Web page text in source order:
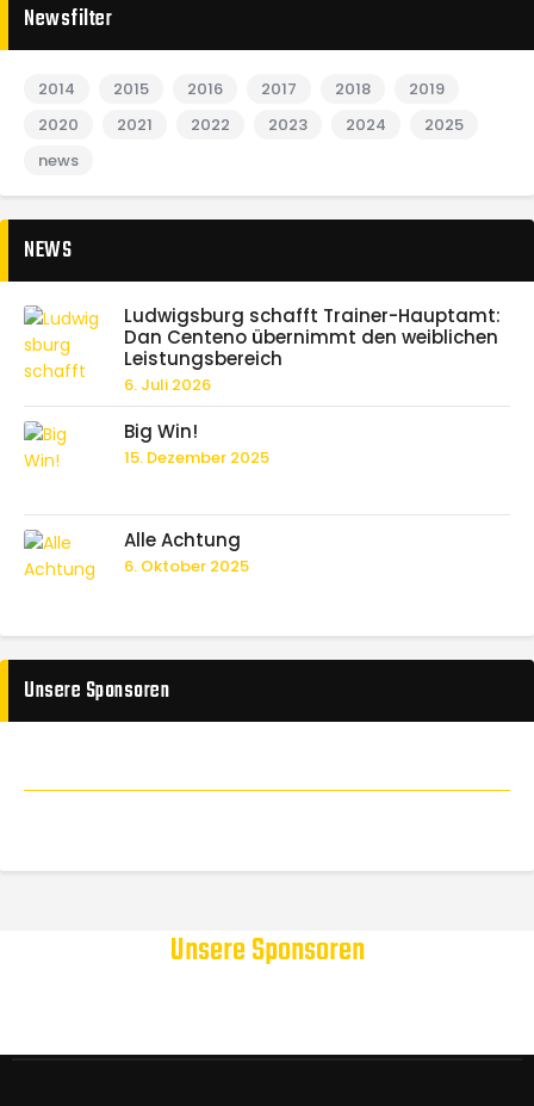
Newsfilter
2014 2015 2016 2017 2018
2019
2020
2021 2022 2023 2024
2025
news
NEWS
Ludwigsburg schafft Trainer-Hauptamt:
Dan Centeno übernimmt den weiblichen
Leistungsbereich
6. Juli 2026
Big Win!
15. Dezember 2025
Alle Achtung
6. Oktober 2025
Unsere Sponsoren
Unsere Sponsoren